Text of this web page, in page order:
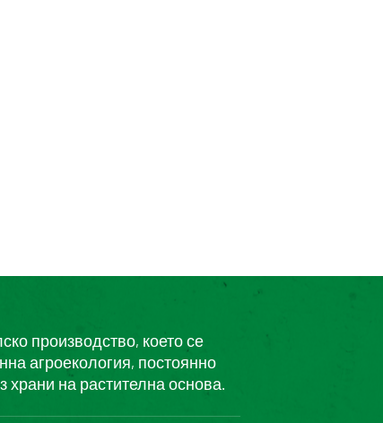
производство, което се
агроекология, постоянно
на растителна основа.